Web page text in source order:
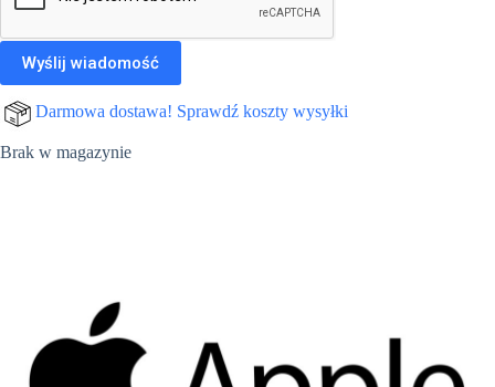
Darmowa dostawa! Sprawdź koszty wysyłki
Brak w magazynie